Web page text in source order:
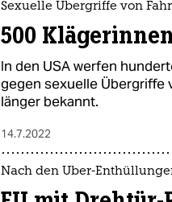
Sexuelle Übergriffe von
500
In den USA werfen
gegen sexuelle Übergriffe
länger bekannt.
14.7.2022
Nach den Uber-